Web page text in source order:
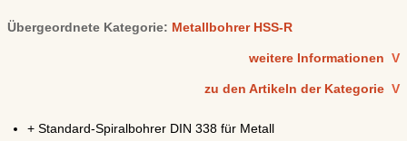
Übergeordnete Kategorie: Metallbohrer HSS-R
weitere Informationen V
zu den Artikeln der Kategorie V
+ Standard-Spiralbohrer DIN 338 für Metall